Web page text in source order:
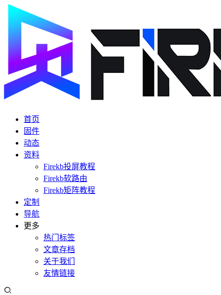
首页
固件
动态
资料
Firekb投屏教程
Firekb软路由
Firekb矩阵教程
定制
导航
更多
热门标签
文章存档
关于我们
友情链接